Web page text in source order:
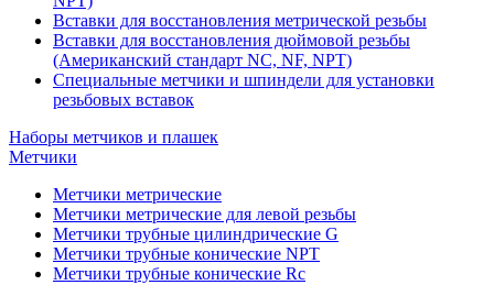
Вставки для восстановления метрической резьбы
Вставки для восстановления дюймовой резьбы
(Американский стандарт NC, NF, NPT)
Специальные метчики и шпиндели для установки
резьбовых вставок
Наборы метчиков и плашек
Метчики
Метчики метрические
Метчики метрические для левой резьбы
Метчики трубные цилиндрические G
Метчики трубные конические NPT
Метчики трубные конические Rc